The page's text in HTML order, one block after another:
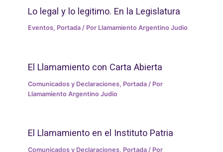
Lo legal y lo legitimo. En la Legislatura
Eventos, Portada / Por Llamamiento Argentino Judio
El Llamamiento con Carta Abierta
Comunicados y Declaraciones, Portada / Por
Llamamiento Argentino Judio
El Llamamiento en el Instituto Patria
Comunicados y Declaraciones, Portada / Por